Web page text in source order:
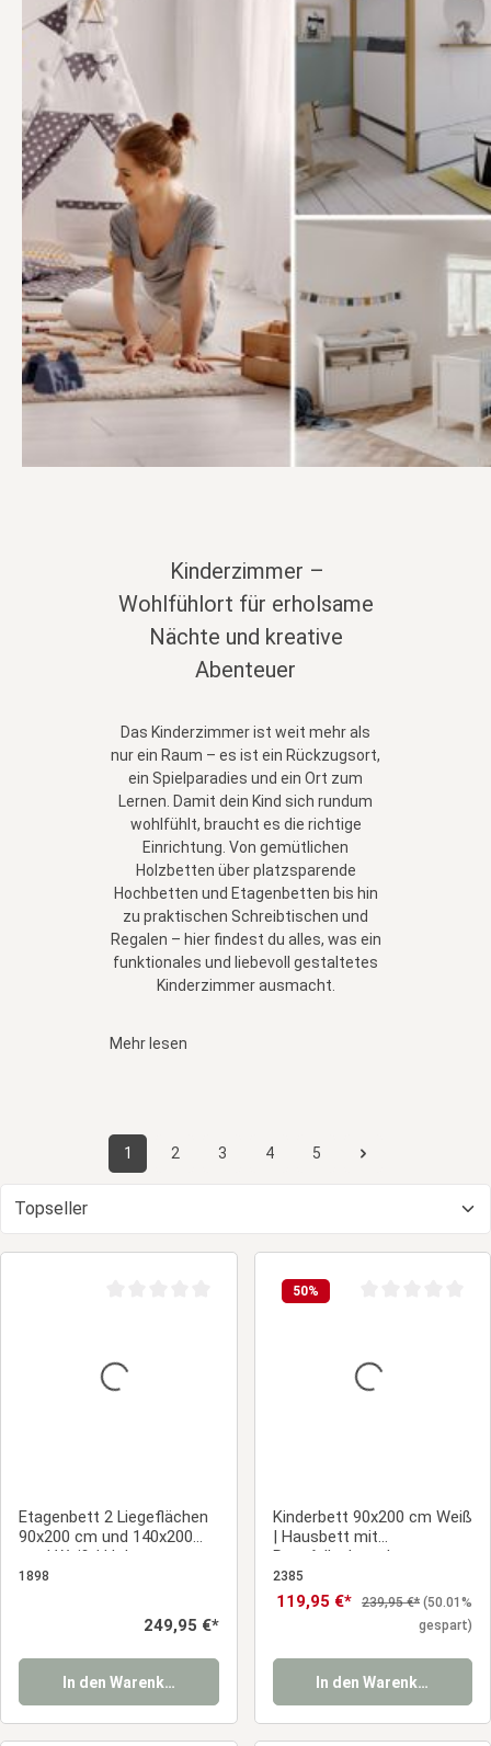
Kinderzimmer –
Wohlfühlort für erholsame
Nächte und kreative
Abenteuer
Das Kinderzimmer ist weit mehr als
nur ein Raum – es ist ein Rückzugsort,
ein Spielparadies und ein Ort zum
Lernen. Damit dein Kind sich rundum
wohlfühlt, braucht es die richtige
Einrichtung. Von gemütlichen
Holzbetten über platzsparende
Hochbetten und Etagenbetten bis hin
zu praktischen Schreibtischen und
Regalen – hier findest du alles, was ein
funktionales und liebevoll gestaltetes
Kinderzimmer ausmacht.
Mehr lesen
Seite
1
Seite
2
Seite
3
Seite
4
Seite
5
Etagenbett 2 Liegeflächen
90x200 cm und 140x200
cm | Weiß | Holz
1898
Regulärer Preis:
249,95 €*
In den Warenkorb
50%
Kinderbett 90x200 cm Weiß
| Hausbett mit
Rausfallschutz |
Montessori | Einzelbett |
mit Lattenrost | Holz
2385
Verkaufspreis:
119,95 €* Regulärer Preis:
239,95 €* (50.01%
gespart)
In den Warenkorb